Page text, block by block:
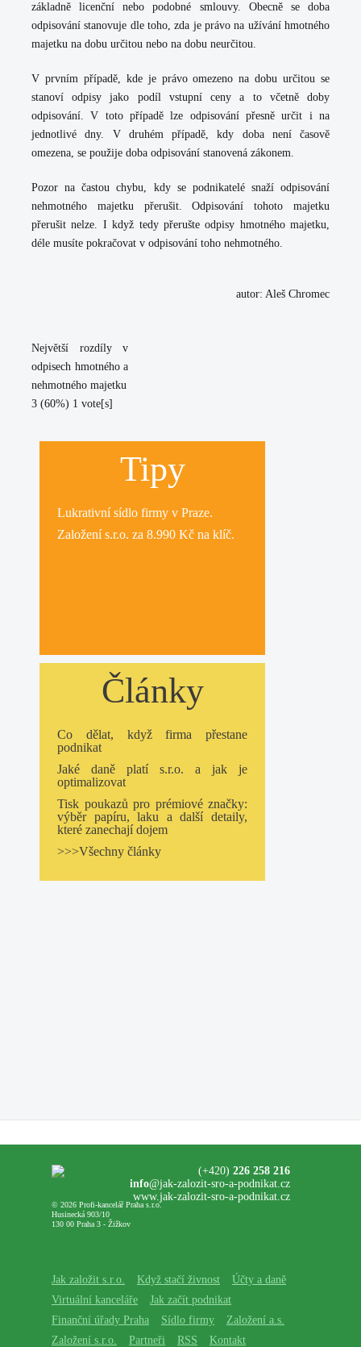
základně licenční nebo podobné smlouvy. Obecně se doba
odpisování stanovuje dle toho, zda je právo na užívání hmotného
majetku na dobu určitou nebo na dobu neurčitou.
V prvním případě, kde je právo omezeno na dobu určitou se
stanoví odpisy jako podíl vstupní ceny a to včetně doby
odpisování. V toto případě lze odpisování přesně určit i na
jednotlivé dny. V druhém případě, kdy doba není časově
omezena, se použije doba odpisování stanovená zákonem.
Pozor na častou chybu, kdy se podnikatelé snaží odpisování
nehmotného majetku přerušit. Odpisování tohoto majetku
přerušit nelze. I když tedy přerušte odpisy hmotného majetku,
déle musíte pokračovat v odpisování toho nehmotného.
autor: Aleš Chromec
Největší rozdíly v
odpisech hmotného a
nehmotného majetku
3 (60%) 1 vote[s]
Tipy
Lukrativnísídlo firmy v Praze.
Založení s.r.o. za 8.990 Kč na klíč.
Články
Co dělat, když firma přestane
podnikat
Jaké daně platí s.r.o. a jak je
optimalizovat
Tisk poukazů pro prémiové značky:
výběr papíru, laku a další detaily,
které zanechají dojem
>>>Všechny články
© 2026 Profi-kancelář Praha s.r.o.
Husinecká 903/10
130 00 Praha 3 - Žižkov
(+420) 226 258 216
info@jak-zalozit-sro-a-podnikat.cz
www.jak-zalozit-sro-a-podnikat.cz
Jak založit s.r.o. Když stačí živnost
Účty a daně
Virtuální kanceláře
Jak začít podnikat
Finanční úřady Praha
Sídlo firmy
Založení a.s.
Založení s.r.o.
Partneři RSS Kontakt